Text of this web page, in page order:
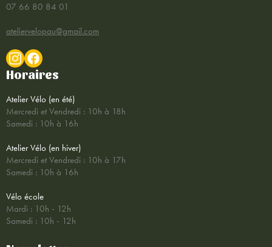
07 66 80 84 01
ateliervelopau@gmail.com
Horaires
Atelier Vélo (en été)
Mercredi et Vendredi : 10h à 18h
Samedi : 10h à 16h
Atelier Vélo (en hiver)
Mercredi et Vendredi : 10h à 17h
Samedi : 10h à 16h
Vélo école
Mardi : 10h - 12h
Samedi : 10h - 12h